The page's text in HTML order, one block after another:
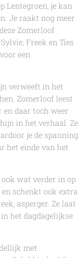
Lentegroen, je kan
Je raakt nog meer
Zomerloof
Freek en Ties
een
verweeft in het
Zomerloofleest
daar toch weer
in het verhaal. Ze
je de spanning
het einde van het
ook wat verder in op
en schenkt ook extra
asperger. Ze laat
het dagdagelijkse
met